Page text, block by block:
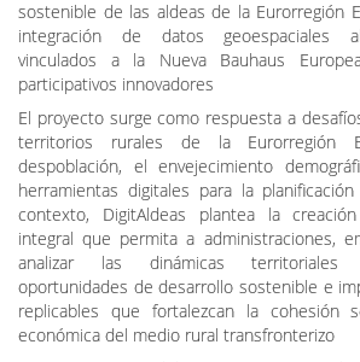
Aldeas Bauhaus EUROACE), aprobado en
convocatoria del Programa INTERREG
el Fondo Europeo de Desarrollo Regional
cuenta con un presupuesto global de
duración de 30 meses, hasta el 31 de
La iniciativa tiene como objetivo
colaborativo para la caracterización,
sostenible de las aldeas de la Eurorregión
integración de datos geoespaciales
vinculados a la Nueva Bauhaus
participativos innovadores
El proyecto surge como respuesta a
territorios rurales de la Eurorregión